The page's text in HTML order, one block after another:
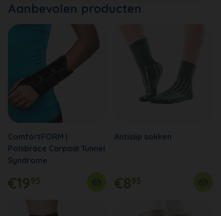
Aanbevolen producten
ComfortFORM |
Polsbrace Carpaal Tunnel
Syndrome
€1995
Antislip sokken
€895